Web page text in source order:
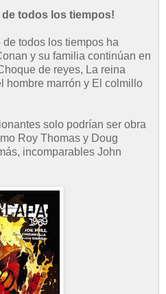
de todos los tiempos!
todos los tiempos ha
y su familia continúan en
de reyes, La reina
hombre marrón y El colmillo
solo podrían ser obra
Roy Thomas y Doug
incomparables John